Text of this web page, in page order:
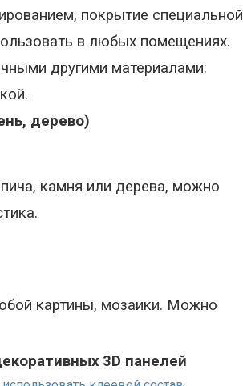
покрытие специальной
в любых помещениях.
другими материалами:
дерево)
камня или дерева, можно
картины, мозаики. Можно
3D панелей